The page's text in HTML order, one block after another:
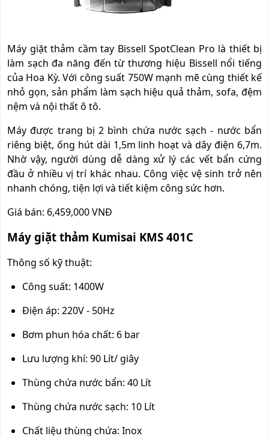
Máy giặt thảm cầm tay Bissell SpotClean Pro là thiết bị
làm sạch đa năng đến từ thương hiệu Bissell nổi tiếng
của Hoa Kỳ. Với công suất 750W mạnh mẽ cùng thiết kế
nhỏ gọn, sản phẩm làm sạch hiệu quả thảm, sofa, đệm
nệm và nội thất ô tô.
Máy được trang bị 2 bình chứa nước sạch - nước bẩn
riêng biệt, ống hút dài 1,5m linh hoạt và dây điện 6,7m.
Nhờ vậy, người dùng dễ dàng xử lý các vết bẩn cứng
đầu ở nhiều vị trí khác nhau. Công việc vệ sinh trở nên
nhanh chóng, tiện lợi và tiết kiệm công sức hơn.
Giá bán: 6,459,000 VNĐ
Máy giặt thảm Kumisai KMS 401C
Thông số kỹ thuật:
Công suất: 1400W
Điện áp: 220V - 50Hz
Bơm phun hóa chất: 6 bar
Lưu lượng khí: 90 Lít/ giây
Thùng chứa nước bẩn: 40 Lít
Thùng chứa nước sạch: 10 Lít
Chất liệu thùng chứa: Inox